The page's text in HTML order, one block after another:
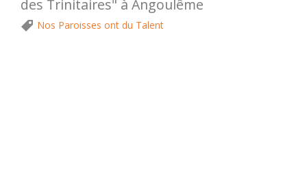
des Trinitaires" à Angoulême
Nos Paroisses ont du Talent